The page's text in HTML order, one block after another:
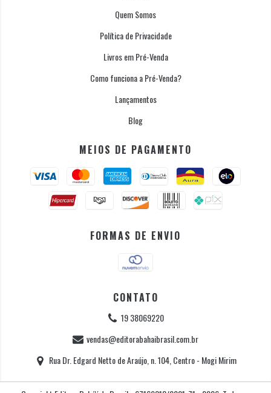
Quem Somos
Política de Privacidade
Livros em Pré-Venda
Como funciona a Pré-Venda?
Lançamentos
Blog
MEIOS DE PAGAMENTO
FORMAS DE ENVIO
CONTATO
19 38069220
vendas@editorabahaibrasil.com.br
Rua Dr. Edgard Netto de Araújo, n. 104, Centro - Mogi Mirim